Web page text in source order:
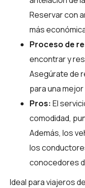
Reservar con
más
Proceso de
encontrar y
Asegúrate de
para una
Pros: El
comodidad,
Además, los
los
conocedores
Ideal para viajeros